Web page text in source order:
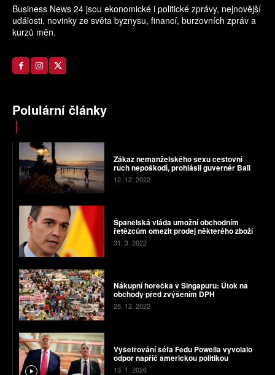
Business News 24 jsou ekonomické i politické zprávy, nejnovější
události, novinky ze světa byznysu, financí, burzovních zpráv a
kurzů měn.
Polulární články
Zákaz nemanželského sexu cestovní
ruch nepoškodí, prohlásil guvernér Bali
12. 12. 2022
Španělská vláda umožní obchodním
řetězcům omezit prodej některého zboží
31. 3. 2022
Nákupní horečka v Singapuru: Útok na
obchody před zvýšením DPH
28. 12. 2022
Vyšetřování šéfa Fedu Powella vyvolalo
odpor napříč americkou politikou
13. 1. 2026